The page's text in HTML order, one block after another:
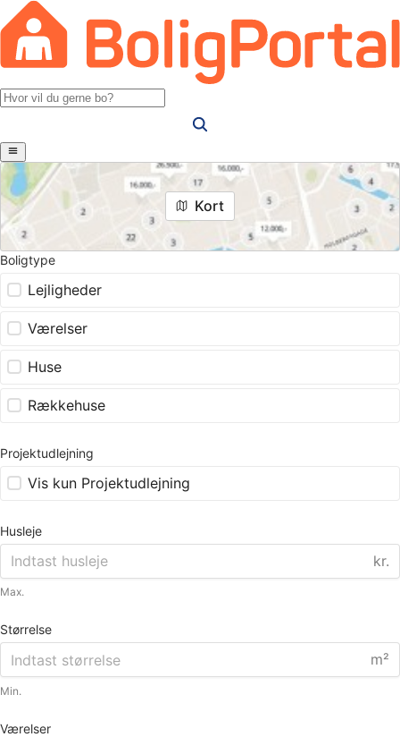
Kort
Boligtype
Lejligheder
Værelser
Huse
Rækkehuse
Projektudlejning
Vis kun Projektudlejning
Husleje
kr.
Max.
Størrelse
m²
Min.
Værelser